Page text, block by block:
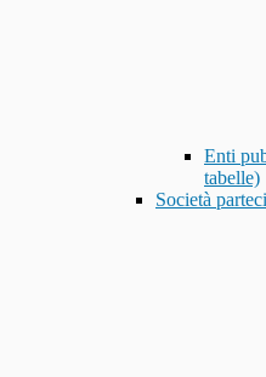
Enti
tabelle)
Società